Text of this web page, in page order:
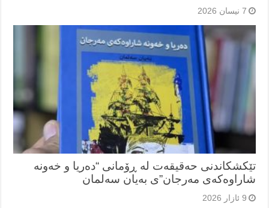
7 نیسان 2026
تێکشکاندنی حەقیقەت لە ڕۆمانی “دەریا و خەونە
شاراوەکەی مەرجان”ی بەیان سەلمان
9 ئازار 2026